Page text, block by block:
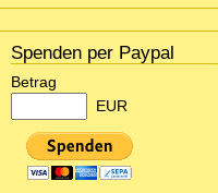
Spenden per Paypal
Betrag
EUR